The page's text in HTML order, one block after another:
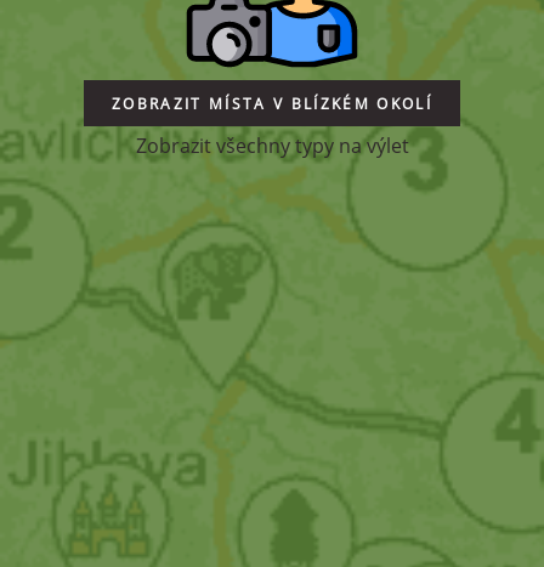
ZOBRAZIT MÍSTA V BLÍZKÉM OKOLÍ
Zobrazit všechny typy na výlet